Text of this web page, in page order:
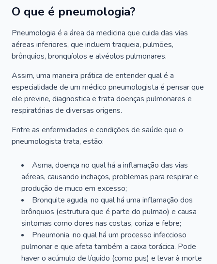
O que é pneumologia?
Pneumologia é a área da medicina que cuida das vias
aéreas inferiores, que incluem traqueia, pulmões,
brônquios, bronquíolos e alvéolos pulmonares.
Assim, uma maneira prática de entender qual é a
especialidade de um médico pneumologista é pensar que
ele previne, diagnostica e trata doenças pulmonares e
respiratórias de diversas origens.
Entre as enfermidades e condições de saúde que o
pneumologista trata, estão:
Asma, doença no qual há a inflamação das vias
aéreas, causando inchaços, problemas para respirar e
produção de muco em excesso;
Bronquite aguda, no qual há uma inflamação dos
brônquios (estrutura que é parte do pulmão) e causa
sintomas como dores nas costas, coriza e febre;
Pneumonia, no qual há um processo infeccioso
pulmonar e que afeta também a caixa torácica. Pode
haver o acúmulo de líquido (como pus) e levar à morte